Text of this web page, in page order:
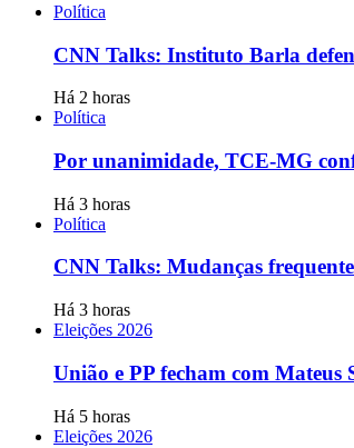
Política
CNN Talks: Instituto Barla
Há 2 horas
Política
Por unanimidade, TCE-MG
Há 3 horas
Política
CNN Talks: Mudanças
Há 3 horas
Eleições 2026
União e PP fecham com Mateus
Há 5 horas
Eleições 2026